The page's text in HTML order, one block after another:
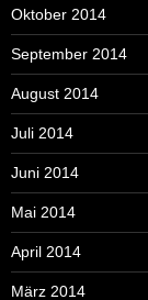
Oktober 2014
September 2014
August 2014
Juli 2014
Juni 2014
Mai 2014
April 2014
März 2014